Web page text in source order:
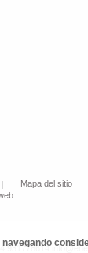
Mapa del sitio
931778614